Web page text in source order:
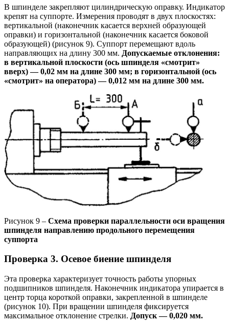
В шпинделе закрепляют цилиндрическую оправку. Индикатор
крепят на суппорте. Измерения проводят в двух плоскостях:
вертикальной (наконечник касается верхней образующей
оправки) и горизонтальной (наконечник касается боковой
образующей) (рисунок 9). Суппорт перемещают вдоль
направляющих на длину 300 мм. Допускаемые отклонения:
в вертикальной плоскости (ось шпинделя «смотрит»
вверх) — 0,02 мм на длине 300 мм; в горизонтальной (ось
«смотрит» на оператора) — 0,012 мм на длине 300 мм.
Рисунок 9 – Схема проверки параллельности оси вращения
шпинделя направлению продольного перемещения
суппорта
Проверка 3. Осевое биение шпинделя
Эта проверка характеризует точность работы упорных
подшипников шпинделя. Наконечник индикатора упирается в
центр торца короткой оправки, закрепленной в шпинделе
(рисунок 10). При вращении шпинделя фиксируется
максимальное отклонение стрелки. Допуск — 0,020 мм.